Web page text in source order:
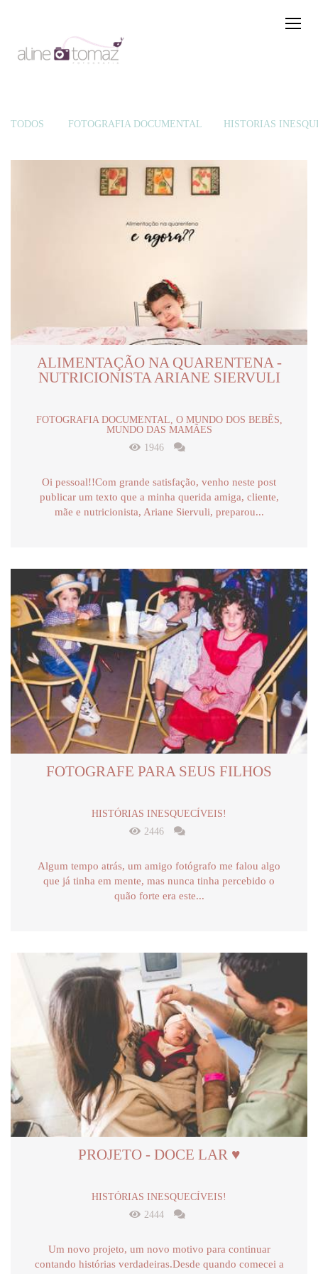
TODOS FOTOGRAFIA DOCUMENTAL HISTÓRIAS
ALIMENTAÇÃO NA QUARENTENA -
NUTRICIONISTA ARIANE SIERVULI
FOTOGRAFIA DOCUMENTAL, O MUNDO DOS BEBÊS,
MUNDO DAS MAMÃES
1946
Oi pessoal!!Com grande satisfação, venho neste post
publicar um texto que a minha querida amiga, cliente,
mãe e nutricionista, Ariane Siervuli, preparou...
FOTOGRAFE PARA SEUS FILHOS
HISTÓRIAS INESQUECÍVEIS!
2446
Algum tempo atrás, um amigo fotógrafo me falou algo
que já tinha em mente, mas nunca tinha percebido o
quão forte era este...
PROJETO - DOCE LAR ♥
HISTÓRIAS INESQUECÍVEIS!
2444
Um novo projeto, um novo motivo para continuar
contando histórias verdadeiras.Desde quando comecei a